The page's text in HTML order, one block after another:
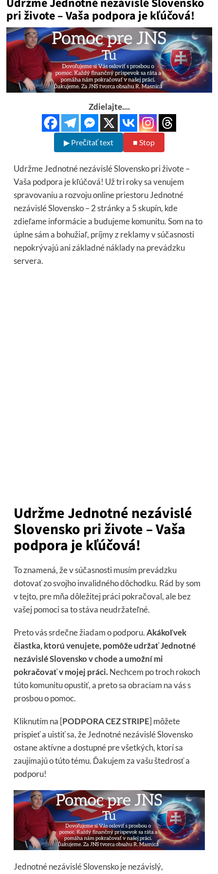
pri živote – Vaša podpora je kľúčová!
Zdielajte....
▶ Prečítať text ■ Stop
Udržme Jednotné nezávislé Slovensko pri živote –
Vaša podpora je kľúčová! Už tri roky sa venujem
spravovaniu a rozvoju online priestoru Jednotné
nezávislé Slovensko – 2 stránky a 5 skupín, kde
zdieľame informácie a budujeme komunitu. Som na to
úplne sám a bohužiaľ, príjmy z reklamy v súčasnosti
nepokrývajú ani základné náklady na prevádzku
servera.
Udržme Jednotné nezávislé
Slovensko pri živote – Vaša
podpora je kľúčová!
To znamená, že v súčasnosti musím prevádzku
dotovať zo svojho invalidného dôchodku. Rád by som
v tejto, pre mňa dôležitej práci pokračoval, ale bez
vašej pomoci sa to stáva neudržateľné.
Preto vás srdečne žiadam o podporu.Akákoľvek
čiastka, ktorú venujete, pomôže udržať Jednotné
nezávislé Slovensko v chode a umožní mi
pokračovať v mojej práci.Nechcem po troch rokoch
túto komunitu opustiť, a preto sa obraciam na vás s
prosbou o pomoc.
Kliknutím na [PODPORA CEZ STRIPE] môžete
prispieť a uistiť sa, že Jednotné nezávislé Slovensko
ostane aktívne a dostupné pre všetkých, ktorí sa
zaujímajú o túto tému. Ďakujem za vašu štedrosť a
podporu!
Jednotné nezávislé Slovensko je nezávislý,